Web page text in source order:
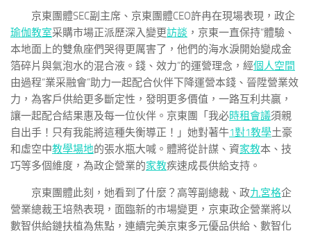
京東團體SEC副主席、京東團體CEO許冉在現場表現，政企
瑜伽教室采購市場正派歷深入變更訪談 ，京東一直保持“體驗、
本地面上的雙魚座們哭得更厲害了，他們的海水淚開始變成金
箔碎片與氣泡水的混合液。錢、效力”的運營理念，經個人空間
由過程“業采融會”助力一起配合伙伴下降運營本錢、晉陞營業效
力，為客戶供給更多斷定性，發明更多價值，一路互利共贏，
讓一起配合結果惠及每一位伙伴。京東團「我必時租會議須親
自出手！只有我能將這種失衡導正！」她對著牛1對1教學土豪
和虛空中教學場地的張水瓶大喊。體將從計謀、資家教本、技
巧等多個維度，為政企營業的家教疾速成長供給支持。
京東團體此刻，她看到了什麼？高等副總裁、政九宮格企
營業總裁王培熱表現，面臨新的市場變更，京東政企營業將以
數智供給鏈扶植為焦點，連續完美京東多元優品供給、數智化